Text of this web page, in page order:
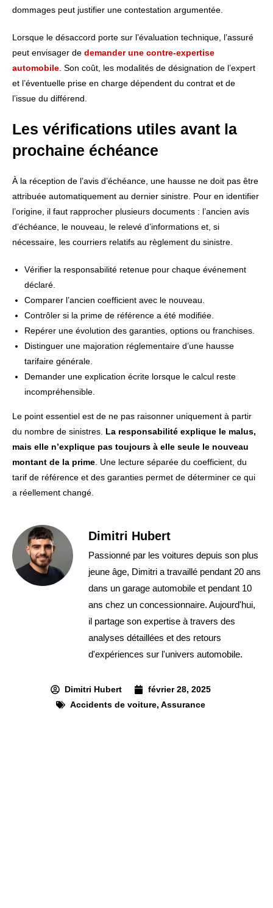
dommages peut justifier une contestation argumentée.
Lorsque le désaccord porte sur l’évaluation technique, l’assuré
peut envisager de demander une contre-expertise
automobile . Son coût, les modalités de désignation de l’expert
et l’éventuelle prise en charge dépendent du contrat et de
l’issue du différend.
Les vérifications utiles avant la
prochaine échéance
À la réception de l’avis d’échéance, une hausse ne doit pas être
attribuée automatiquement au dernier sinistre. Pour en identifier
l’origine, il faut rapprocher plusieurs documents : l’ancien avis
d’échéance, le nouveau, le relevé d’informations et, si
nécessaire, les courriers relatifs au règlement du sinistre.
Vérifier la responsabilité retenue pour chaque événement
déclaré.
Comparer l’ancien coefficient avec le nouveau.
Contrôler si la prime de référence a été modifiée.
Repérer une évolution des garanties, options ou franchises.
Distinguer une majoration réglementaire d’une hausse
tarifaire générale.
Demander une explication écrite lorsque le calcul reste
incompréhensible.
Le point essentiel est de ne pas raisonner uniquement à partir
du nombre de sinistres. La responsabilité explique le malus,
mais elle n’explique pas toujours à elle seule le nouveau
montant de la prime . Une lecture séparée du coefficient, du
tarif de référence et des garanties permet de déterminer ce qui
a réellement changé.
Dimitri Hubert
Passionné par les voitures depuis son plus
jeune âge, Dimitri a travaillé pendant 20 ans
dans un garage automobile et pendant 10
ans chez un concessionnaire. Aujourd'hui,
il partage son expertise à travers des
analyses détaillées et des retours
d'expériences sur l'univers automobile.
Dimitri Hubert
février 28, 2025
Accidents de voiture, Assurance